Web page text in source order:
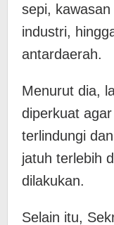
sepi,
industri,
antardaerah.
Menurut dia,
diperkuat
terlindungi
jatuh terlebih
dilakukan.
Selain itu,